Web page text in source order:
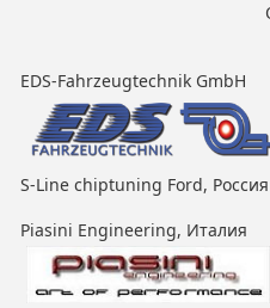
EDS-Fahrzeugtechnik GmbH
S-Line chiptuning Ford, Россия
Piasini Engineering, Италия